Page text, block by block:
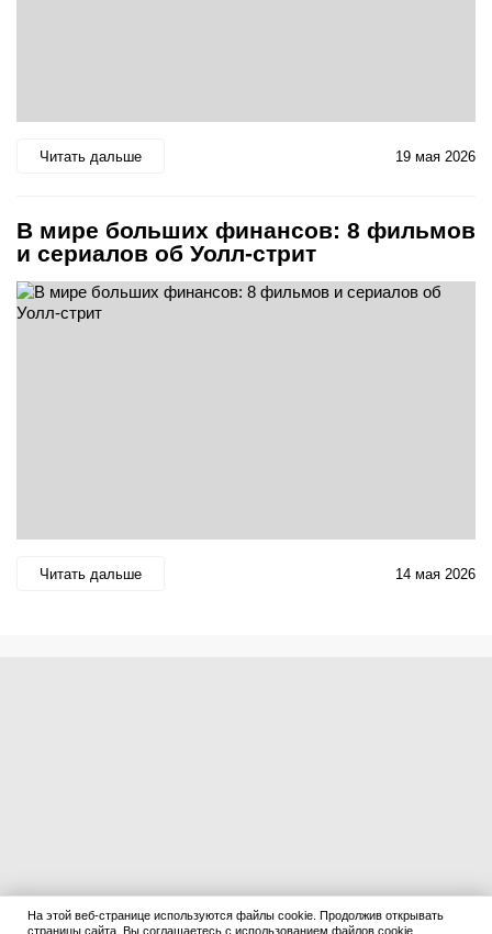
Читать дальше 19 мая 2026
В мире больших финансов: 8 фильмов
и сериалов об Уолл-стрит
Читать дальше 14 мая 2026
На этой веб-странице используются файлы cookie. Продолжив открывать
страницы сайта, Вы соглашаетесь с использованием файлов cookie.